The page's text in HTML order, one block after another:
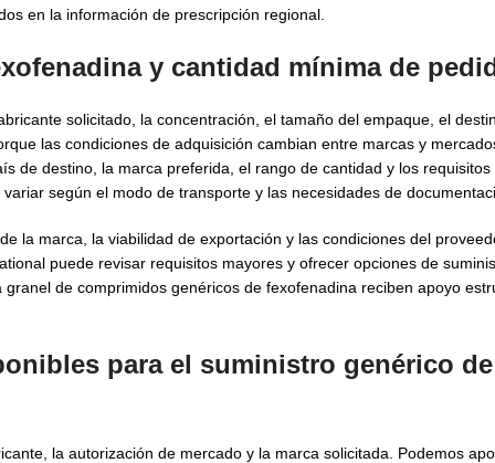
en la información de prescripción regional.
y cantidad mínima de
solicitado, la concentración, el tamaño del empaque, el
las condiciones de adquisición cambian entre marcas y
de destino, la marca preferida, el rango de cantidad y los
según el modo de transporte y las necesidades de
la marca, la viabilidad de exportación y las condiciones del
puede revisar requisitos mayores y ofrecer opciones de
de comprimidos genéricos de fexofenadina reciben apoyo
para el suministro genérico de
la autorización de mercado y la marca solicitada. Podemos